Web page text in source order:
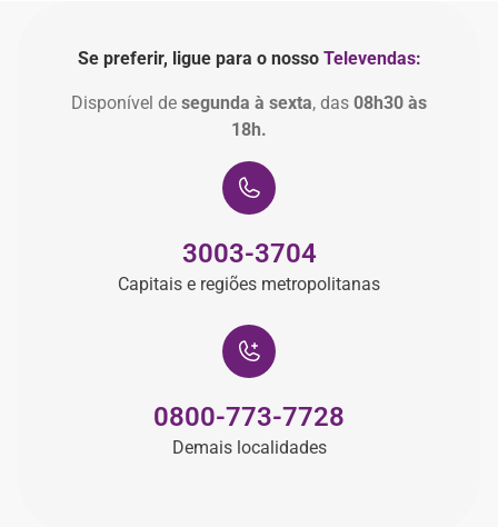
Se preferir, ligue para o nosso Televendas:
Disponível de segunda à sexta, das 08h30 às
18h.
3003-3704
Capitais e regiões metropolitanas
0800-773-7728
Demais localidades